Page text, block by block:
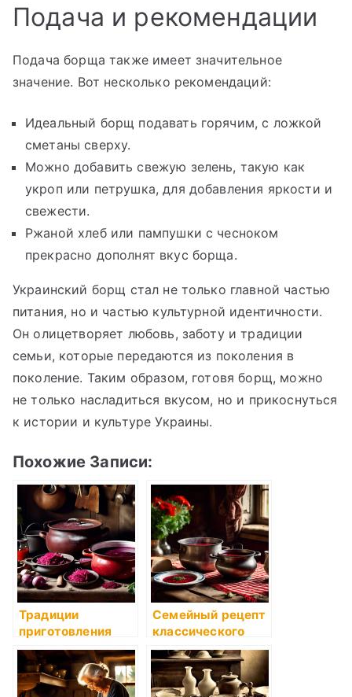
Подача и рекомендации
Подача борща также имеет значительное
значение. Вот несколько рекомендаций:
Идеальный борщ подавать горячим, с ложкой
сметаны сверху.
Можно добавить свежую зелень, такую как
укроп или петрушка, для добавления яркости и
свежести.
Ржаной хлеб или пампушки с чесноком
прекрасно дополнят вкус борща.
Украинский борщ стал не только главной частью
питания, но и частью культурной идентичности.
Он олицетворяет любовь, заботу и традиции
семьи, которые передаются из поколения в
поколение. Таким образом, готовя борщ, можно
не только насладиться вкусом, но и прикоснуться
к истории и культуре Украины.
Похожие Записи:
Традиции
приготовления
вкусного борща:
секреты бабушки
Розы
Семейный рецепт
классического
борща